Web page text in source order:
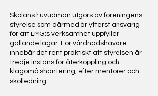
Skolans huvudman utgörs av föreningens
styrelse som därmed är ytterst ansvarig
för att LMG:s verksamhet uppfyller
gällande lagar. För vårdnadshavare
innebär det rent praktiskt att styrelsen är
tredje instans för återkoppling och
klagomålshantering, efter mentorer och
skolledning.